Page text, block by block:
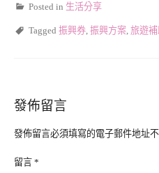
Posted in 生活分享
Tagged 振興券 振興方案 旅遊補
發佈留言
發佈留言必須填寫的電子郵件地址
留言 *